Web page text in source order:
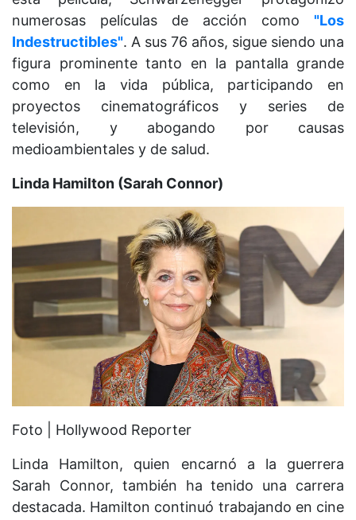
numerosas películas de acción como "Los
Indestructibles". A sus 76 años, sigue siendo una
figura prominente tanto en la pantalla grande
como en la vida pública, participando en
proyectos cinematográficos y series de
televisión, y abogando por causas
medioambientales y de salud.
Linda Hamilton (Sarah Connor)
Foto | Hollywood Reporter
Linda Hamilton, quien encarnó a la guerrera
Sarah Connor, también ha tenido una carrera
destacada. Hamilton continuó trabajando en cine